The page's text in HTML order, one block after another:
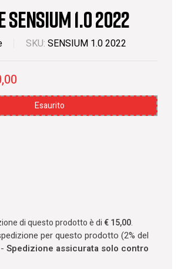
1.0 2022
SKU: SENSIUM 1.0 2022
Esaurito
di questo prodotto è di€15,00.
per questo prodotto (2% del
Spedizione assicurata solo contro